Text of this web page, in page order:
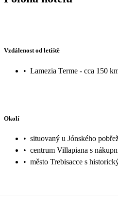
Vzdálenost od letiště
• Lamezia Terme - cca 150
Okolí
• situovaný u Jónského
• centrum Villapiana s
• město Trebisacce s